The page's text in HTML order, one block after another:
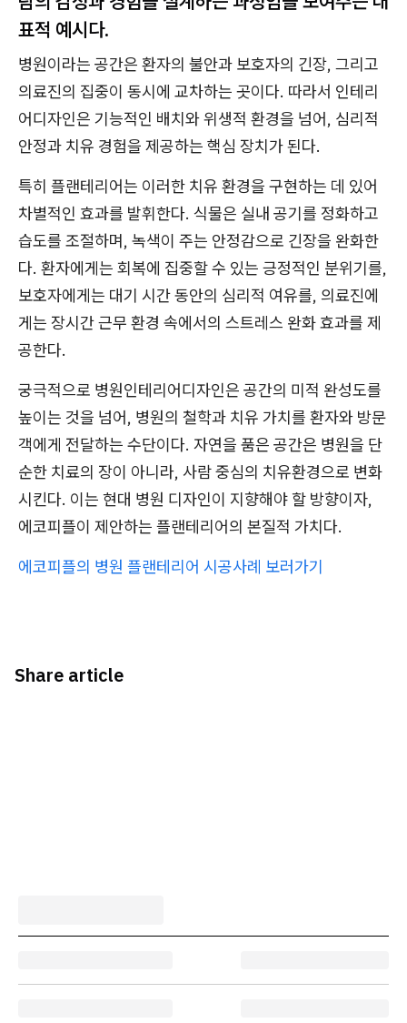
표적 예시다.
병원이라는 공간은 환자의 불안과 보호자의 긴장, 그리고
의료진의 집중이 동시에 교차하는 곳이다. 따라서 인테리
어디자인은 기능적인 배치와 위생적 환경을 넘어, 심리적
안정과 치유 경험을 제공하는 핵심 장치가 된다.
특히 플랜테리어는 이러한 치유 환경을 구현하는 데 있어
차별적인 효과를 발휘한다. 식물은 실내 공기를 정화하고
습도를 조절하며, 녹색이 주는 안정감으로 긴장을 완화한
다. 환자에게는 회복에 집중할 수 있는 긍정적인 분위기를,
보호자에게는 대기 시간 동안의 심리적 여유를, 의료진에
게는 장시간 근무 환경 속에서의 스트레스 완화 효과를 제
공한다.
궁극적으로 병원인테리어디자인은 공간의 미적 완성도를
높이는 것을 넘어, 병원의 철학과 치유 가치를 환자와 방문
객에게 전달하는 수단이다. 자연을 품은 공간은 병원을 단
순한 치료의 장이 아니라, 사람 중심의 치유환경으로 변화
시킨다. 이는 현대 병원 디자인이 지향해야 할 방향이자,
에코피플이 제안하는 플랜테리어의 본질적 가치다.
에코피플의 병원 플랜테리어 시공사례 보러가기
Share article